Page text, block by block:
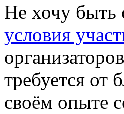
Не хочу быть
условия
требуется от
своём опыте